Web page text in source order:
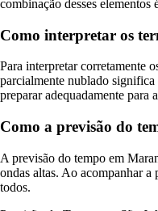
combinação desses
Como interpretar os
Para interpretar corretamente
parcialmente nublado significa
preparar adequadamente para
Como a previsão do
A previsão do tempo em
ondas altas. Ao acompanhar
todos.